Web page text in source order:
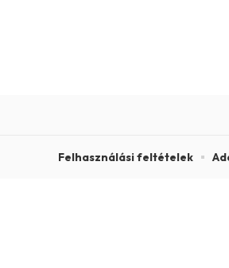
Felhasználási feltételek